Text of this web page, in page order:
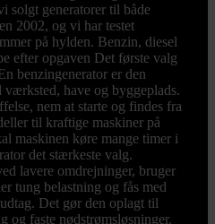
solgt generatorer til både
2002, og vi har testet
på hylden. Benzin, diesel
efter opgaven Det første valg
benzingenerator er den
værksted, have og byggeplads.
nem at starte og findes fra
til kraftige maskiner på
maskinen køre mange timer i
det stærkeste valg.
lavere omdrejninger, bruger
tung belastning og fås med
Det gør den oplagt til
og faste nødstrømsløsninger.